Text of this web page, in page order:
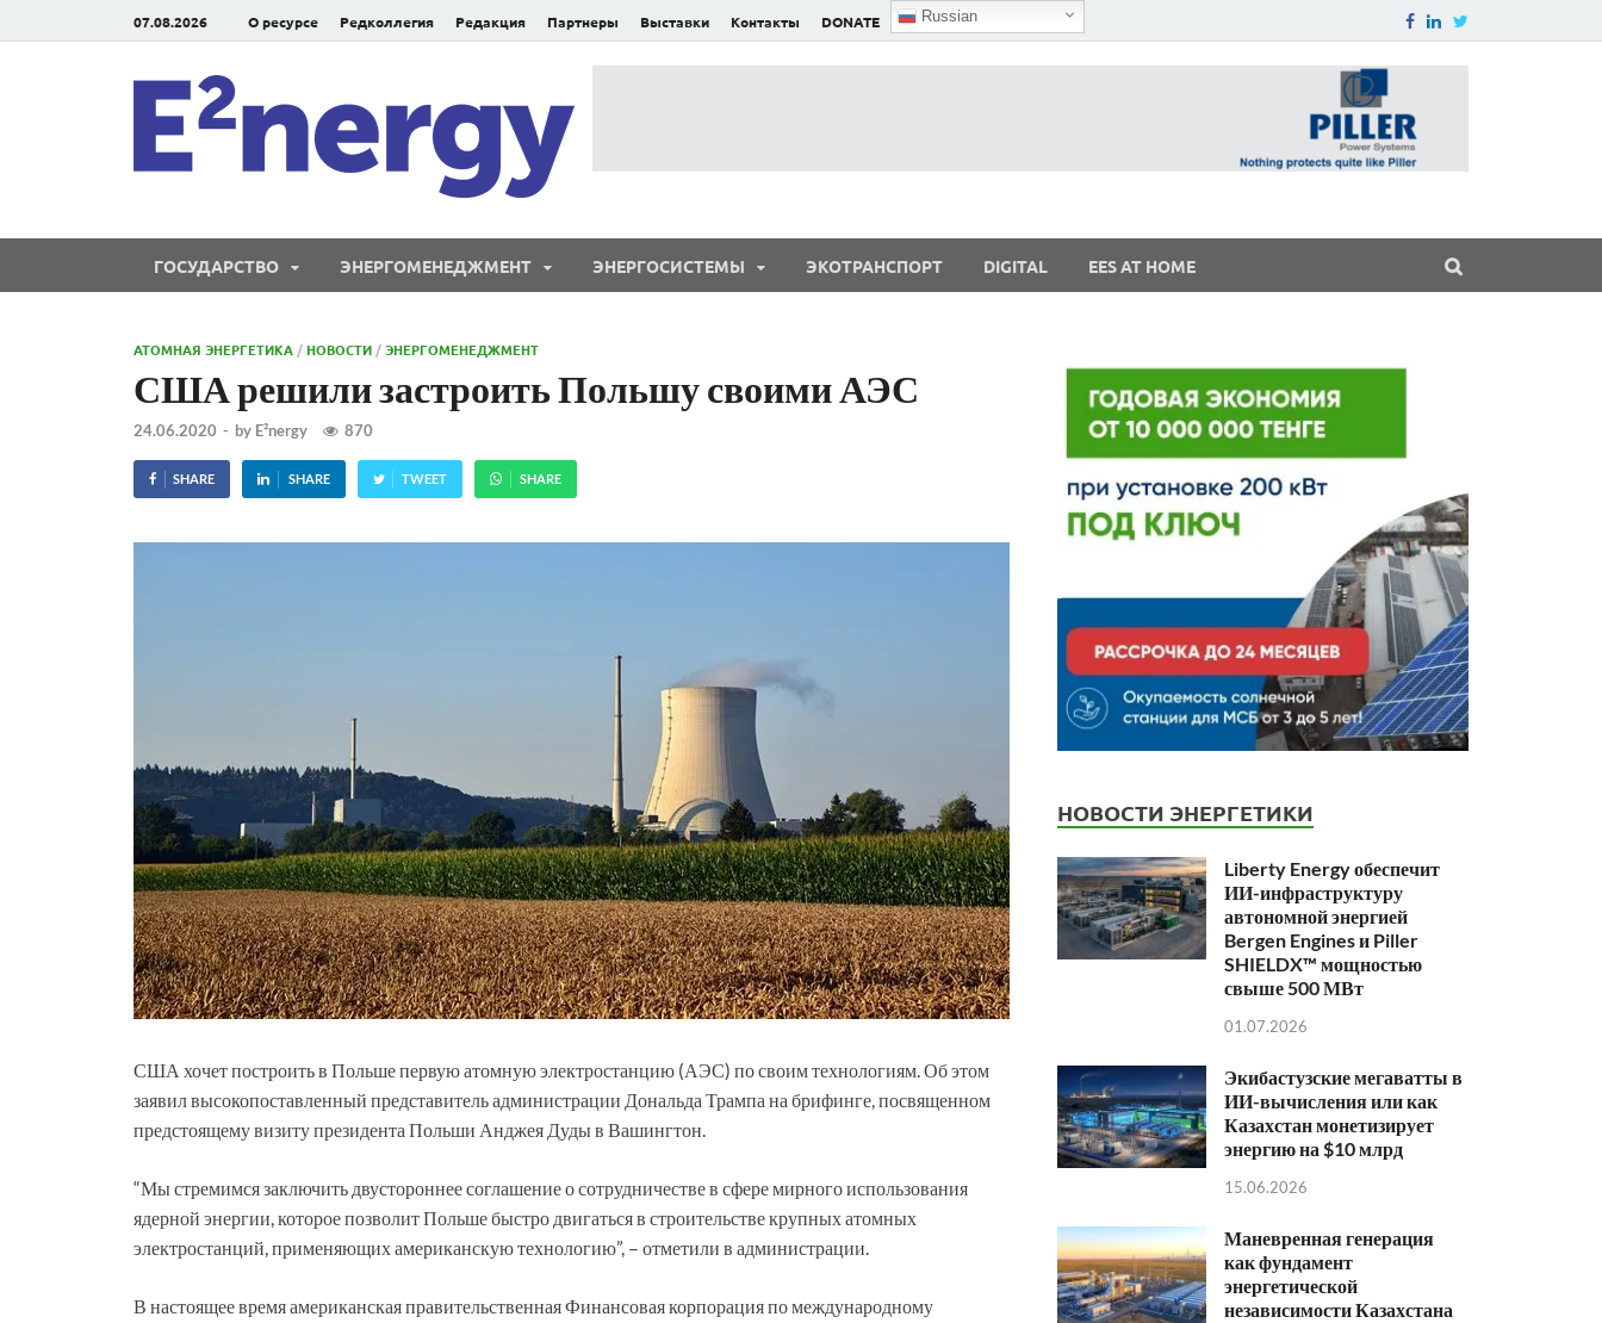
07.08.2026 О ресурсе Редколлегия Редакция Партнеры Выставки Контакты DONATE Russian
ГОСУДАРСТВО ЭНЕРГОМЕНЕДЖМЕНТ ЭНЕРГОСИСТЕМЫ ЭКОТРАНСПОРТ DIGITAL EES AT HOME
АТОМНАЯ ЭНЕРГЕТИКА /НОВОСТИ /ЭНЕРГОМЕНЕДЖМЕНТ
США решили застроить Польшу своими АЭС
24.06.2020 - by E²nergy 870
SHARE SHARE TWEET SHARE
США хочет построить в Польше первую атомную электростанцию (АЭС) по своим технологиям. Об этом
заявил высокопоставленный представитель администрации Дональда Трампа на брифинге, посвященном
предстоящему визиту президента Польши Анджея Дуды в Вашингтон.
“Мы стремимся заключить двустороннее соглашение о сотрудничестве в сфере мирного использования
ядерной энергии, которое позволит Польше быстро двигаться в строительстве крупных атомных
электростанций, применяющих американскую технологию”, – отметили в администрации.
В настоящее время американская правительственная Финансовая корпорация по международному
НОВОСТИ ЭНЕРГЕТИКИ
Liberty Energy обеспечит
ИИ-инфраструктуру
автономной энергией
Bergen Engines и Piller
SHIELDX™ мощностью
свыше 500 МВт
01.07.2026
Экибастузские мегаватты в
ИИ-вычисления или как
Казахстан монетизирует
энергию на $10 млрд
15.06.2026
Маневренная генерация
как фундамент
энергетической
независимости Казахстана